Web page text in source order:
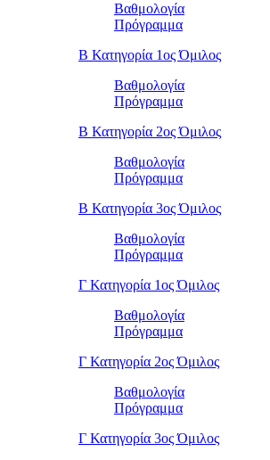
Βαθμολογία
Πρόγραμμα
Β Κατηγορία 1ος Όμιλος
Βαθμολογία
Πρόγραμμα
Β Κατηγορία 2ος Όμιλος
Βαθμολογία
Πρόγραμμα
Β Κατηγορία 3ος Όμιλος
Βαθμολογία
Πρόγραμμα
Γ Κατηγορία 1ος Όμιλος
Βαθμολογία
Πρόγραμμα
Γ Κατηγορία 2ος Όμιλος
Βαθμολογία
Πρόγραμμα
Γ Κατηγορία 3ος Όμιλος